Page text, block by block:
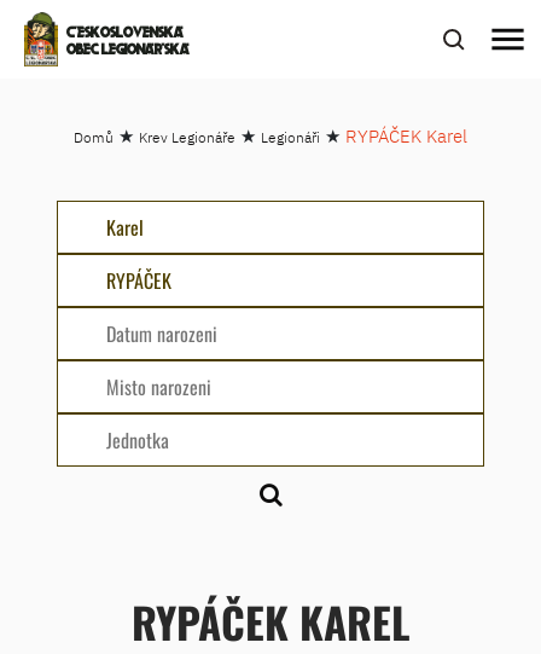
ČESKOSLOVENSKÁ
OBEC LEGIONÁŘSKÁ
menu
Domů ★ Krev Legionáře ★ Legionáři ★ RYPÁČEK Karel
RYPÁČEK KAREL